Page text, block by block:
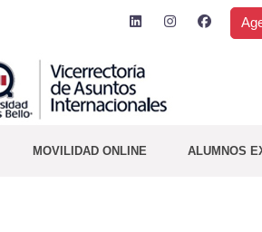
MOVILIDAD ONLINE ALUMNOS